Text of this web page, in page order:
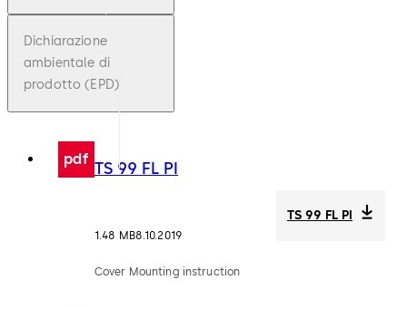
Dichiarazione
ambientale di
prodotto (EPD)
pdf TS 99 FL PI
1.48 MB8.10.2019
Cover Mounting instruction
TS 99 FL PI